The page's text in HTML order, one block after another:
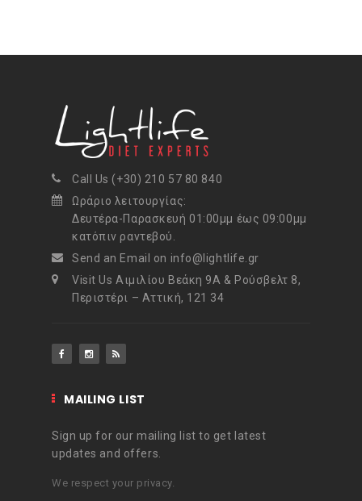
Call Us (+30) 210 57 80 840
Ωράριο λειτουργίας:
Δευτέρα-Παρασκευή 01:00μμ έως 09:00μμ
κατόπιν ραντεβού.
Send an Email on info@lightlife.gr
Visit Us Αιμιλίου Βεάκη 9Α & Ρούσβελτ 8,
Περιστέρι – Αττική, 121 34
MAILING LIST
Sign up for our mailing list to get latest
updates and offers.
We respect your privacy.